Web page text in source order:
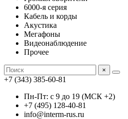
6000-я серия
Кабель и корды
Акустика
Мегафоны
Видеонаблюдение
Прочее
×
+7 (343) 385-60-81
Пн-Пт: с 9 до 19 (МСК +2)
+7 (495) 128-40-81
info@interm-rus.ru